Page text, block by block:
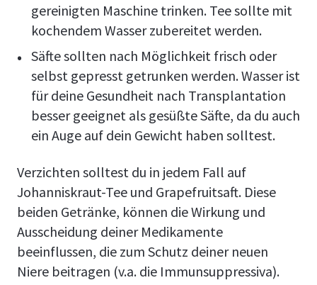
gereinigten Maschine trinken. Tee sollte mit
kochendem Wasser zubereitet werden.
Säfte sollten nach Möglichkeit frisch oder
selbst gepresst getrunken werden. Wasser ist
für deine Gesundheit nach Transplantation
besser geeignet als gesüßte Säfte, da du auch
ein Auge auf dein Gewicht haben solltest.
Verzichten solltest du in jedem Fall auf
Johanniskraut-Tee und Grapefruitsaft. Diese
beiden Getränke, können die Wirkung und
Ausscheidung deiner Medikamente
beeinflussen, die zum Schutz deiner neuen
Niere beitragen (v.a. die Immunsuppressiva).